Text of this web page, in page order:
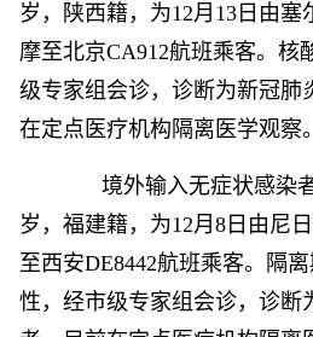
岁，陕西籍，为12月13日由
摩至北京CA912航班乘客。核
级专家组会诊，诊断为新冠肺
在定点医疗机构隔离医学观察。
境外输入无症状感染者
岁，福建籍，为12月8日由尼
至西安DE8442航班乘客。隔
性，经市级专家组会诊，诊断